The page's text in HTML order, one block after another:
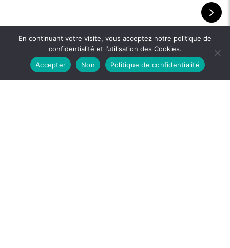
En continuant votre visite, vous acceptez notre politique de
confidentialité et l’utilisation des Cookies.
Accepter
Non Politique de confidentialité